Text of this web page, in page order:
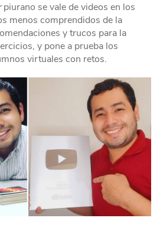
piurano se vale de videos en los
menos comprendidos de la
y trucos para la
y pone a prueba los
virtuales con retos.